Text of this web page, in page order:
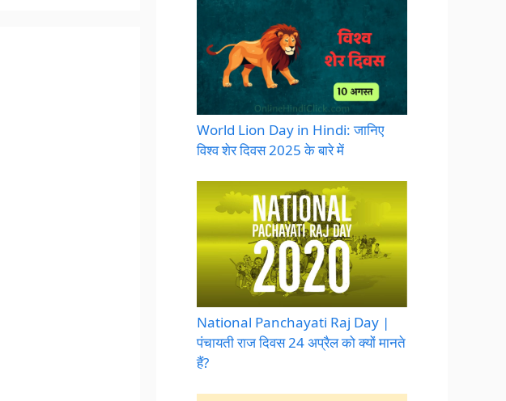
World Lion Day in Hindi: जानिए
विश्व शेर दिवस 2025 के बारे में
National Panchayati Raj Day |
पंचायती राज दिवस 24 अप्रैल को क्यों मानते
हैं?